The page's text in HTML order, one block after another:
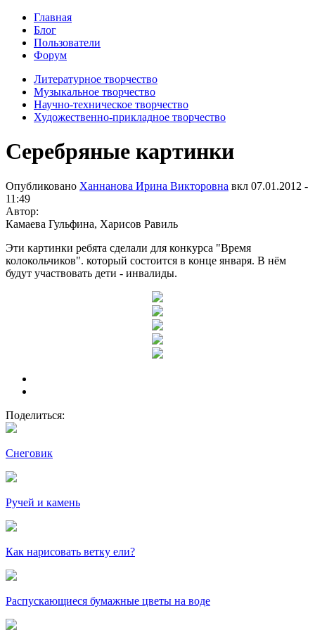
Главная
Блог
Пользователи
Форум
Литературное творчество
Музыкальное творчество
Научно-техническое творчество
Художественно-прикладное творчество
Серебряные картинки
Опубликовано Ханнанова Ирина Викторовна вкл 07.01.2012 -
11:49
Автор:
Камаева Гульфина, Харисов Равиль
Эти картинки ребята сделали для конкурса "Время
колокольчиков". который состоится в конце января. В нём
будут участвовать дети - инвалиды.
Поделиться:
Снеговик
Ручей и камень
Как нарисовать ветку ели?
Распускающиеся бумажные цветы на воде